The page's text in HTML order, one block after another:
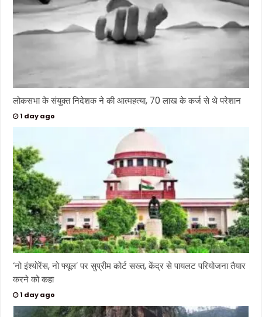
लोकसभा के संयुक्त निदेशक ने की आत्महत्या, 70 लाख के कर्ज से थे परेशान
1 day ago
‘नो इंश्योरेंस, नो फ्यूल’ पर सुप्रीम कोर्ट सख्त, केंद्र से पायलट परियोजना तैयार
करने को कहा
1 day ago